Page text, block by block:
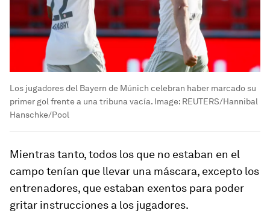
Los jugadores del Bayern de Múnich celebran haber marcado su
primer gol frente a una tribuna vacía. Image: REUTERS/Hannibal
Hanschke/Pool
Mientras tanto, todos los que no estaban en el
campo tenían que llevar una máscara, excepto los
entrenadores, que estaban exentos para poder
gritar instrucciones a los jugadores.